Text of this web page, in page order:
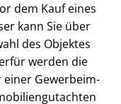
dem Kauf eines
kann Sie über
des Objektes
werden die
einer Ge­wer­be­im­